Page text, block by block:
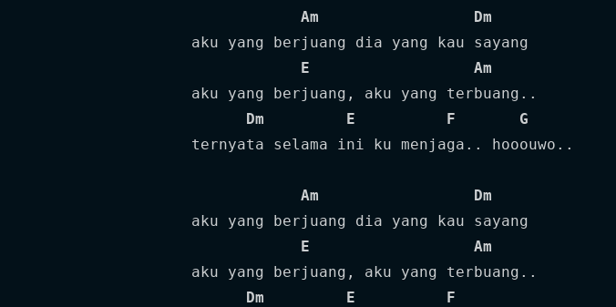
Am
Dm
aku yang berjuang dia yang kau sayang
E
Am
aku yang berjuang, aku yang terbuang..
Dm
E F
G
ternyata selama ini ku menjaga.. hooouwo..
Am
Dm
aku yang berjuang dia yang kau sayang
E
Am
aku yang berjuang, aku yang terbuang..
Dm
E
F